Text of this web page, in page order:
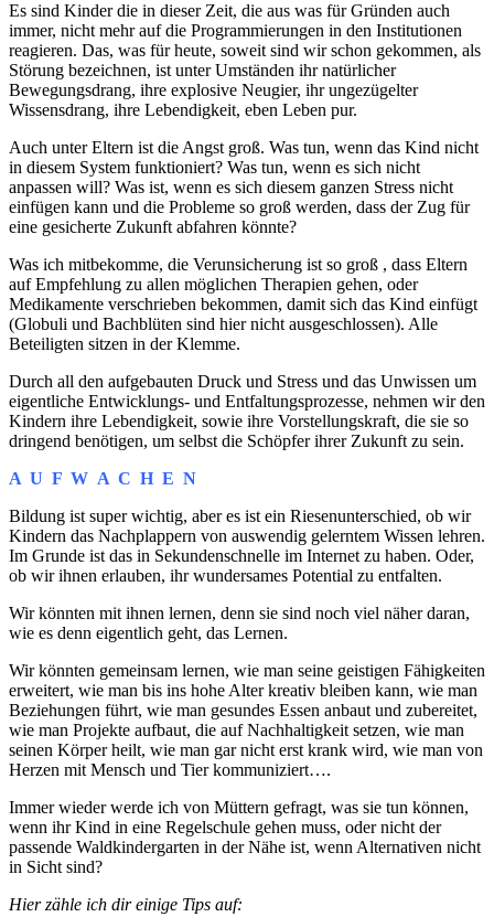
Es sind Kinder die in dieser Zeit, die aus was für Gründen auch
immer, nicht mehr auf die Programmierungen in den Institutionen
reagieren. Das, was für heute, soweit sind wir schon gekommen, als
Störung bezeichnen, ist unter Umständen ihr natürlicher
Bewegungsdrang, ihre explosive Neugier, ihr ungezügelter
Wissensdrang, ihre Lebendigkeit, eben Leben pur.
Auch unter Eltern ist die Angst groß. Was tun, wenn das Kind nicht
in diesem System funktioniert? Was tun, wenn es sich nicht
anpassen will? Was ist, wenn es sich diesem ganzen Stress nicht
einfügen kann und die Probleme so groß werden, dass der Zug für
eine gesicherte Zukunft abfahren könnte?
Was ich mitbekomme, die Verunsicherung ist so groß , dass Eltern
auf Empfehlung zu allen möglichen Therapien gehen, oder
Medikamente verschrieben bekommen, damit sich das Kind einfügt
(Globuli und Bachblüten sind hier nicht ausgeschlossen). Alle
Beteiligten sitzen in der Klemme.
Durch all den aufgebauten Druck und Stress und das Unwissen um
eigentliche Entwicklungs- und Entfaltungsprozesse, nehmen wir den
Kindern ihre Lebendigkeit, sowie ihre Vorstellungskraft, die sie so
dringend benötigen, um selbst die Schöpfer ihrer Zukunft zu sein.
A U F W A C H E N
Bildung ist super wichtig, aber es ist ein Riesenunterschied, ob wir
Kindern das Nachplappern von auswendig gelerntem Wissen lehren.
Im Grunde ist das in Sekundenschnelle im Internet zu haben. Oder,
ob wir ihnen erlauben, ihr wundersames Potential zu entfalten.
Wir könnten mit ihnen lernen, denn sie sind noch viel näher daran,
wie es denn eigentlich geht, das Lernen.
Wir könnten gemeinsam lernen, wie man seine geistigen Fähigkeiten
erweitert, wie man bis ins hohe Alter kreativ bleiben kann, wie man
Beziehungen führt, wie man gesundes Essen anbaut und zubereitet,
wie man Projekte aufbaut, die auf Nachhaltigkeit setzen, wie man
seinen Körper heilt, wie man gar nicht erst krank wird, wie man von
Herzen mit Mensch und Tier kommuniziert….
Immer wieder werde ich von Müttern gefragt, was sie tun können,
wenn ihr Kind in eine Regelschule gehen muss, oder nicht der
passende Waldkindergarten in der Nähe ist, wenn Alternativen nicht
in Sicht sind?
Hier zähle ich dir einige Tips auf: